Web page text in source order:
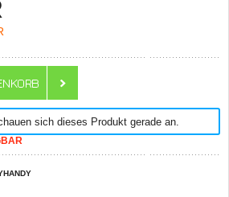
sich dieses Produkt gerade an.